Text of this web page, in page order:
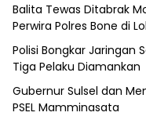
Balita Tewas Ditabrak
Perwira Polres Bone di
Polisi Bongkar Jaringan
Tiga Pelaku Diamankan
Gubernur Sulsel dan
PSEL Mamminasata